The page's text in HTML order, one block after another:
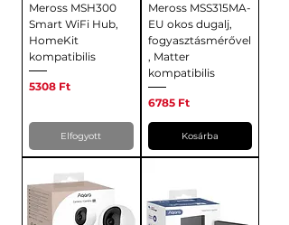
Meross MSH300
Smart WiFi Hub,
HomeKit
kompatibilis
Ár
5308 Ft
Elfogyott
Meross MSS315MA-
EU okos dugalj,
fogyasztásmérővel
, Matter
kompatibilis
Ár
6785 Ft
Kosárba